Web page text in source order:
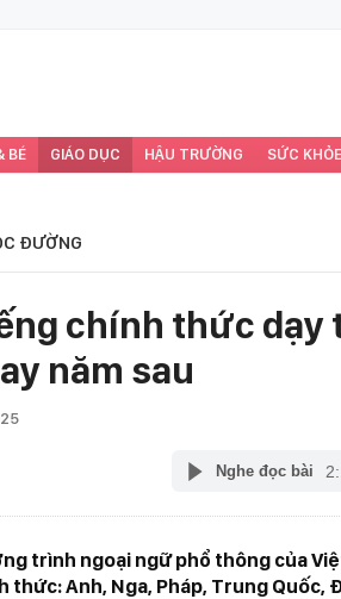
BÉ GIÁO DỤC HẬU TRƯỜNG SỨC KHỎE
ĐƯỜNG
chính thức
năm sau
Nghe đọc bài
trình ngoại ngữ phổ thông của
thức: Anh, Nga, Pháp, Trung Quốc,